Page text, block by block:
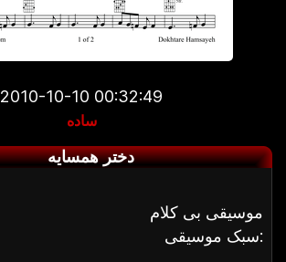
2010-10-10 00:32:49
ساده
دختر همسایه
موسیقی بی کلام
سبک موسیقی: